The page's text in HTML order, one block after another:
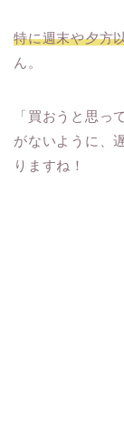
特に週末や夕方
ん。
「買おうと思っ
がないように、
りますね！